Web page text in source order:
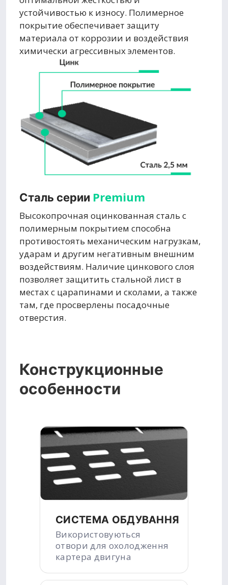
устойчивостью к износу. Полимерное
покрытие обеспечивает защиту
материала от коррозии и воздействия
химически агрессивных элементов.
Сталь серии Premium
Высокопрочная оцинкованная сталь с
полимерным покрытием способна
противостоять механическим нагрузкам,
ударам и другим негативным внешним
воздействиям. Наличие цинкового слоя
позволяет защитить стальной лист в
местах с царапинами и сколами, а также
там, где просверлены посадочные
отверстия.
Конструкционные
особенности
СИСТЕМА ОБДУВАННЯ
Використовуються
отвори для охолодження
картера двигуна